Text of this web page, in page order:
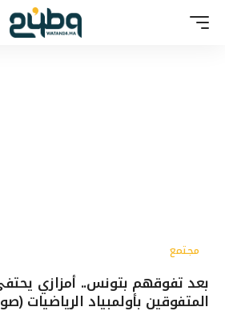
مجتمع
بعد تفوقهم بتونس.. أمزازي يحتفي
المتفوقين بأولمبياد الرياضيات